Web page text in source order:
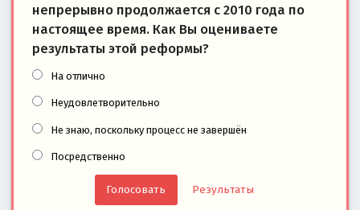
непрерывно продолжается с 2010 года по
настоящее время. Как Вы оцениваете
результаты этой реформы?
На отлично
Неудовлетворительно
Не знаю, поскольку процесс не завершён
Посредственно
Результаты